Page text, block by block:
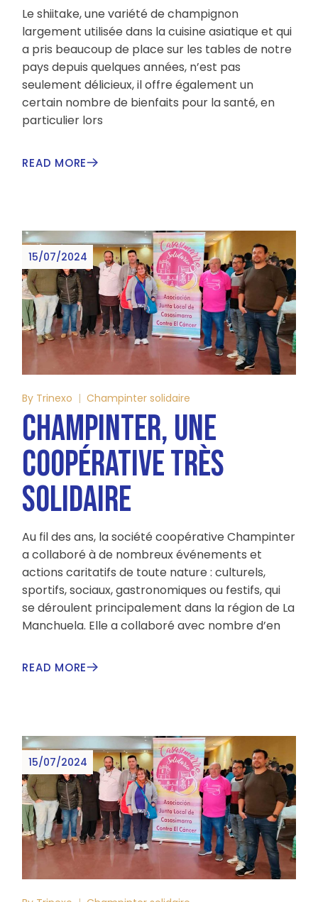
Le shiitake, une variété de champignon
largement utilisée dans la cuisine asiatique et qui
a pris beaucoup de place sur les tables de notre
pays depuis quelques années, n’est pas
seulement délicieux, il offre également un
certain nombre de bienfaits pour la santé, en
particulier lors
READ MORE
15/07/2024
By Trinexo Champinter solidaire
CHAMPINTER, UNE
COOPÉRATIVE TRÈS
SOLIDAIRE
Au fil des ans, la société coopérative Champinter
a collaboré à de nombreux événements et
actions caritatifs de toute nature : culturels,
sportifs, sociaux, gastronomiques ou festifs, qui
se déroulent principalement dans la région de La
Manchuela. Elle a collaboré avec nombre d’en
READ MORE
15/07/2024